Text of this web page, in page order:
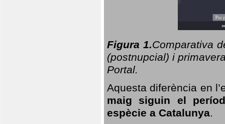
Figura 1.Comparativa
(postnupcial) i
Portal.
Aquesta diferència en
maig siguin el
espècie a Catalunya.